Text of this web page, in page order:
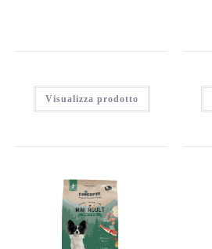
Visualizza prodotto